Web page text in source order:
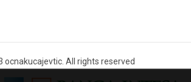
ocnakucajevtic. All rights reserved